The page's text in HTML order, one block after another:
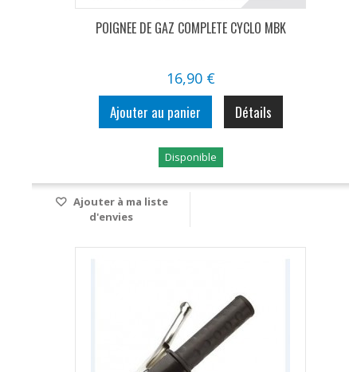
POIGNEE DE GAZ COMPLETE CYCLO MBK
16,90 €
Ajouter au panier Détails
Disponible
Ajouter à ma liste
d'envies